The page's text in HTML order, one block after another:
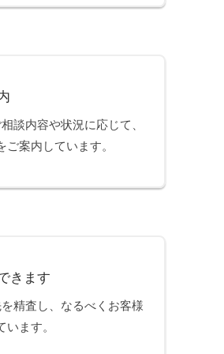
談内容や状況に応じて、
案内しています。
きます
精査し、なるべくお客様
ます。